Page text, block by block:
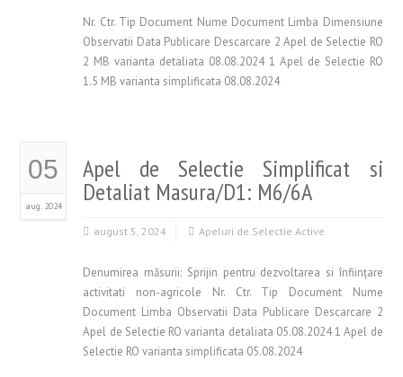
Nr. Ctr. Tip Document Nume Document Limba Dimensiune
Observatii Data Publicare Descarcare 2 Apel de Selectie RO
2 MB varianta detaliata 08.08.2024 1 Apel de Selectie RO
1.5 MB varianta simplificata 08.08.2024
05
aug. 2024
Apel de Selectie Simplificat si
Detaliat Masura/D1: M6/6A
august 5, 2024 Apeluri de Selectie Active
Denumirea măsurii: Sprijin pentru dezvoltarea si înfiinţare
activitati non-agricole Nr. Ctr. Tip Document Nume
Document Limba Observatii Data Publicare Descarcare 2
Apel de Selectie RO varianta detaliata 05.08.2024 1 Apel de
Selectie RO varianta simplificata 05.08.2024